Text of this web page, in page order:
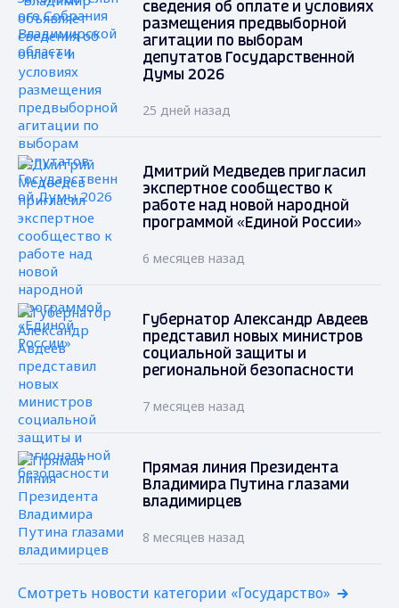
сведения об оплате и условиях
размещения предвыборной
агитации по выборам
депутатов Государственной
Думы 2026
25 дней назад
Дмитрий Медведев пригласил
экспертное сообщество к
работе над новой народной
программой «Единой России»
6 месяцев назад
Губернатор Александр Авдеев
представил новых министров
социальной защиты и
региональной безопасности
7 месяцев назад
Прямая линия Президента
Владимира Путина глазами
владимирцев
8 месяцев назад
Смотреть новости категории «Государство»